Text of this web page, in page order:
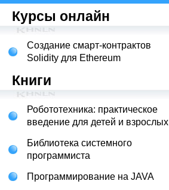
Курсы онлайн
Создание смарт-контрактов
Solidity для Ethereum
Книги
Робототехника: практическое
введение для детей и взрослых
Библиотека системного
программиста
Программирование на JAVA